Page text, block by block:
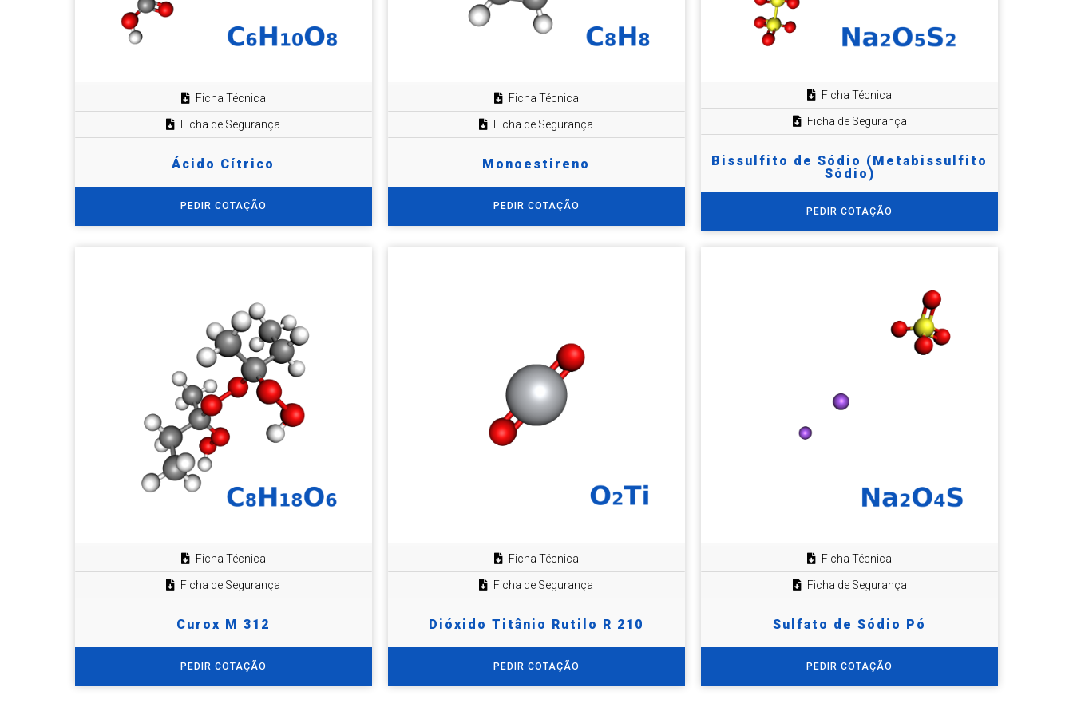
Ficha Técnica
Ficha de Segurança
Ácido Cítrico
PEDIR COTAÇÃO
Ficha Técnica
Ficha de Segurança
Monoestireno
PEDIR COTAÇÃO
Ficha Técnica
Ficha de Segurança
Bissulfito de Sódio (Metabissulfito
Sódio)
PEDIR COTAÇÃO
Ficha Técnica
Ficha de Segurança
Curox M 312
PEDIR COTAÇÃO
Ficha Técnica
Ficha de Segurança
Dióxido Titânio Rutilo R 210
PEDIR COTAÇÃO
Ficha Técnica
Ficha de Segurança
Sulfato de Sódio Pó
PEDIR COTAÇÃO